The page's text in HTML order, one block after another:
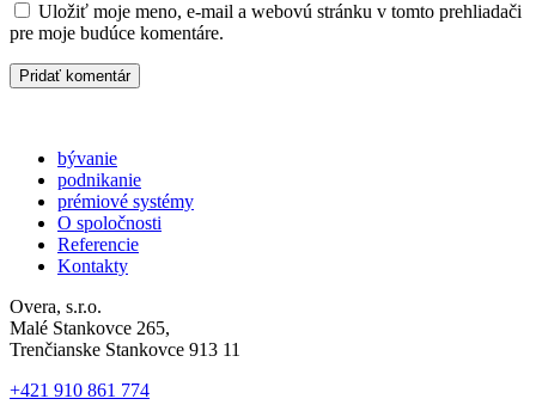
Uložiť moje meno, e-mail a webovú stránku v tomto prehliadači
pre moje budúce komentáre.
bývanie
podnikanie
prémiové systémy
O spoločnosti
Referencie
Kontakty
Overa, s.r.o.
Malé Stankovce 265,
Trenčianske Stankovce 913 11
+421 910 861 774